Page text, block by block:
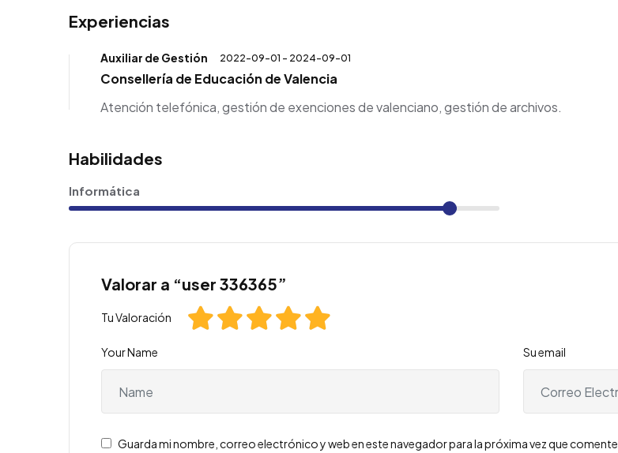
Experiencias
Auxiliar de Gestión 2022-09-01 - 2024-09-01
Consellería de Educación de Valencia
Atención telefónica, gestión de exenciones de valenciano, gestión de archivos.
Habilidades
Informática
Valorar a “user 336365”
Tu Valoración
Your Name Su email
Guarda mi nombre, correo electrónico y web en este navegador para la próxima vez que comente.